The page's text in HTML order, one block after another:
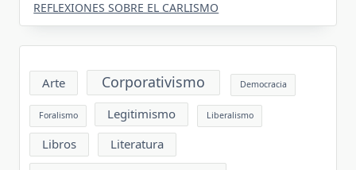
REFLEXIONES SOBRE EL CARLISMO
Arte Corporativismo Democracia
Foralismo Legitimismo Liberalismo
Libros
Literatura